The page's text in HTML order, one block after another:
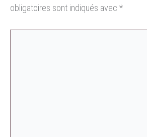
obligatoires sont indiqués avec *